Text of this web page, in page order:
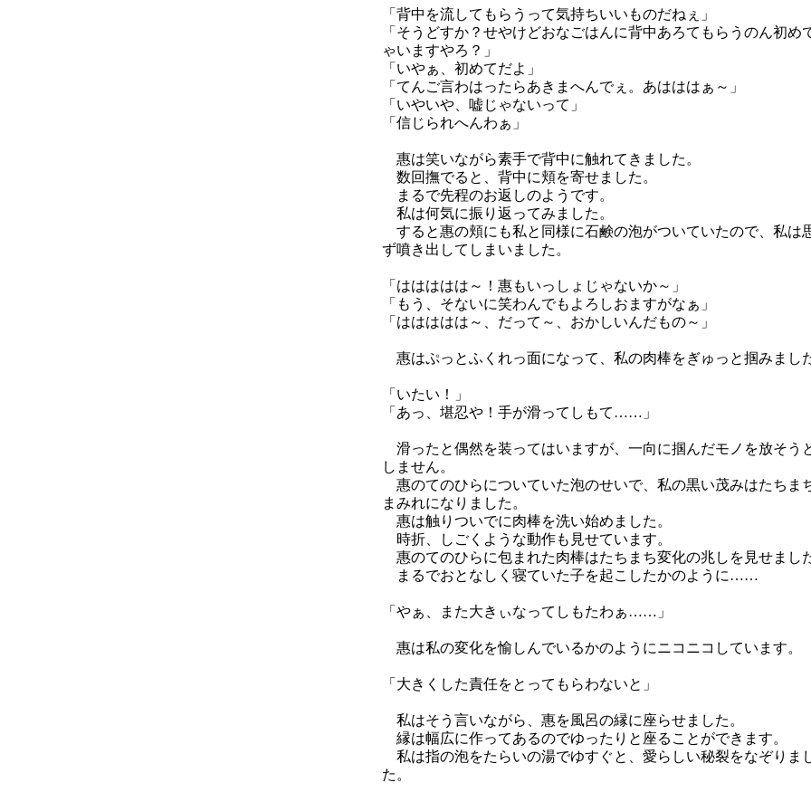
「背中を流してもらうって気持ちいいものだねぇ」
「そうどすか？せやけどおなごはんに背中あろてもらうのん初め
ゃいますやろ？」
「いやぁ、初めてだよ」
「てんご言わはったらあきまへんでぇ。あはははぁ～」
「いやいや、嘘じゃないって」
「信じられへんわぁ」
惠は笑いながら素手で背中に触れてきました。
数回撫でると、背中に頬を寄せました。
まるで先程のお返しのようです。
私は何気に振り返ってみました。
すると惠の頬にも私と同様に石鹸の泡がついていたので、私は
ず噴き出してしまいました。
「ははははは～！惠もいっしょじゃないか～」
「もう、そないに笑わんでもよろしおますがなぁ」
「ははははは～、だって～、おかしいんだもの～」
惠はぷっとふくれっ面になって、私の肉棒をぎゅっと掴みまし
「いたい！」
「あっ、堪忍や！手が滑ってしもて……」
滑ったと偶然を装ってはいますが、一向に掴んだモノを放そう
しません。
惠のてのひらについていた泡のせいで、私の黒い茂みはたちま
まみれになりました。
惠は触りついでに肉棒を洗い始めました。
時折、しごくような動作も見せています。
惠のてのひらに包まれた肉棒はたちまち変化の兆しを見せまし
まるでおとなしく寝ていた子を起こしたかのように……
「やぁ、また大きぃなってしもたわぁ……」
惠は私の変化を愉しんでいるかのようにニコニコしています。
「大きくした責任をとってもらわないと」
私はそう言いながら、惠を風呂の縁に座らせました。
縁は幅広に作ってあるのでゆったりと座ることができます。
私は指の泡をたらいの湯でゆすぐと、愛らしい秘裂をなぞりま
た。